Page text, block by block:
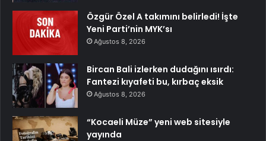
Özgür Özel A takımını belirledi! İşte
Yeni Parti’nin MYK’sı
Ağustos 8, 2026
Bircan Bali izlerken dudağını ısırdı:
Fantezi kıyafeti bu, kırbaç eksik
Ağustos 8, 2026
“Kocaeli Müze” yeni web sitesiyle
yayında